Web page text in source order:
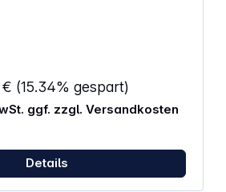
€ (15.34% gespart)
ggf. zzgl. Versandkosten
Details